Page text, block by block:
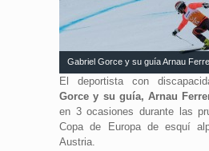
Gabriel Gorce y su guía Arnau
El deportista con
Gorce y su guía, Arnau
en 3 ocasiones durante las
Copa de Europa de esquí
Austria.